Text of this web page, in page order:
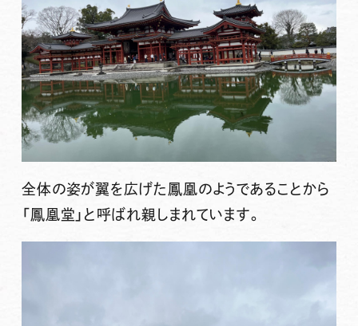
全体の姿が翼を広げた鳳凰のようであることから
「鳳凰堂」と呼ばれ親しまれています。